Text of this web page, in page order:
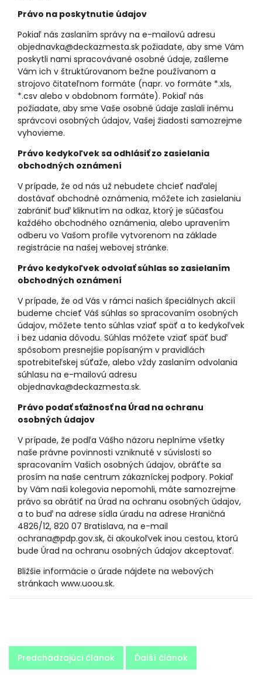
Právo na poskytnutie údajov
Pokiaľ nás zaslaním správy na e-mailovú adresu
objednavka@deckazmesta.sk požiadate, aby sme Vám
poskytli nami spracovávané osobné údaje, zašleme
Vám ich v štruktúrovanom bežne používanom a
strojovo čitateľnom formáte (napr. vo formáte *.xls,
*.csv alebo v obdobnom formáte). Pokiaľ nás
požiadate, aby sme Vaše osobné údaje zaslali inému
správcovi osobných údajov, Vašej žiadosti samozrejme
vyhovieme.
Právo kedykoľvek sa odhlásiť zo zasielania
obchodných oznámení
V prípade, že od nás už nebudete chcieť naďalej
dostávať obchodné oznámenia, môžete ich zasielaniu
zabrániť buď kliknutím na odkaz, ktorý je súčasťou
každého obchodného oznámenia, alebo upravením
odberu vo Vašom profile vytvorenom na základe
registrácie na našej webovej stránke.
Právo kedykoľvek odvolať súhlas so zasielaním
obchodných oznámení
V prípade, že od Vás v rámci našich špeciálnych akcií
budeme chcieť Váš súhlas so spracovaním osobných
údajov, môžete tento súhlas vziať späť a to kedykoľvek
i bez udania dôvodu. Súhlas môžete vziať späť buď
spôsobom presnejšie popísaným v pravidlách
spotrebiteľskej súťaže, alebo vždy zaslaním odvolania
súhlasu na e-mailovú adresu
objednavka@deckazmesta.sk.
Právo podať sťažnosť na Úrad na ochranu
osobných údajov
V prípade, že podľa Vášho názoru neplníme všetky
naše právne povinnosti vzniknuté v súvislosti so
spracovaním Vašich osobných údajov, obráťte sa
prosím na naše centrum zákazníckej podpory. Pokiaľ
by Vám naši kolegovia nepomohli, máte samozrejme
právo sa obrátiť na Úrad na ochranu osobných údajov,
a to buď na adrese sídla úradu na adrese Hraničná
4826/12, 820 07 Bratislava, na e-mail
ochrana@pdp.gov.sk, či akoukoľvek inou cestou, ktorú
bude Úrad na ochranu osobných údajov akceptovať.
Bližšie informácie o úrade nájdete na webových
stránkach www.uoou.sk.
Predchádzajúci článok Ďalší článok